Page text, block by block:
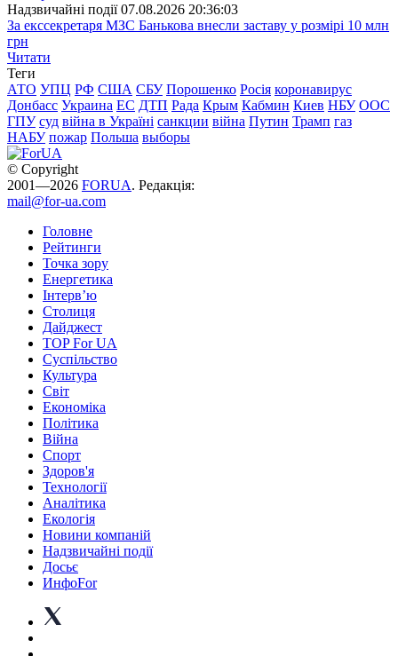
Надзвичайні події 07.08.2026 20:36:03
За екссекретаря МЗС Банькова внесли заставу у розмірі 10 млн
грн
Читати
Теги
АТО УПЦ РФ США СБУ Порошенко Росія коронавирус
Донбасс Украина ЕС ДТП Рада Крым Кабмин Киев НБУ ООС
ГПУ суд війна в Україні санкции війна Путин Трамп газ
НАБУ пожар Польша выборы
© Copyright
2001—2026 FORUA. Редакція:
mail@for-ua.com
Головне
Рейтинги
Точка зору
Енергетика
Інтерв’ю
Столиця
Дайджест
TOP For UA
Суспiльство
Культура
Світ
Економіка
Політика
Війна
Спорт
Здоров'я
Технології
Аналітика
Екологія
Новини компаній
Надзвичайні події
Досьє
ИнфоFor